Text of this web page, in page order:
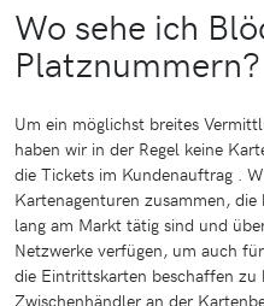
Wo sehe ich
Platznummern?
Um ein möglichst breites
haben wir in der Regel keine
die Tickets im Kundenauftrag .
Kartenagenturen zusammen,
lang am Markt tätig sind und
Netzwerke verfügen, um auch
die Eintrittskarten beschaffen
Zwischenhändler an der